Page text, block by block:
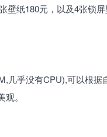
纸180元，以及4张锁屏
几乎没有CPU),可以根据
。